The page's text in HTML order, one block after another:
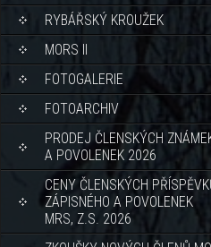
RYBÁŘSKÝ KROUŽEK
MORS II
FOTOGALERIE
FOTOARCHIV
PRODEJ ČLENSKÝCH
A POVOLENEK 2026
CENY ČLENSKÝCH
ZÁPISNÉHO A POVOLENEK
MRS, Z.S. 2026